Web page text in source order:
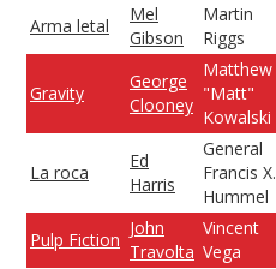
Arma letal
Mel
Gibson
Martin
Riggs
Gravity
George
Clooney
Matthew
"Matt"
Kowalski
La roca
Ed
Harris
General
Francis X.
Hummel
Pulp Fiction
John
Travolta
Vincent
Vega